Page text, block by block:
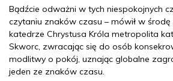
Bądźcie odważni w tych niespokojnych
czytaniu znaków czasu – mówił w
katedrze Chrystusa Króla metropolita
Skworc, zwracając się do osób
modlitwy o pokój, uznając globalne
jeden ze znaków czasu.